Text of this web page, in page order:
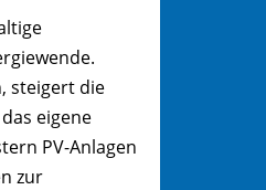
steigert die
eigene
PV-Anlagen
zur